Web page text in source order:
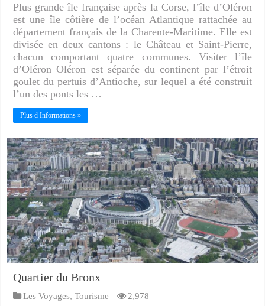
Plus grande île française après la Corse, l’île d’Oléron
est une île côtière de l’océan Atlantique rattachée au
département français de la Charente-Maritime. Elle est
divisée en deux cantons : le Château et Saint-Pierre,
chacun comportant quatre communes. Visiter l’île
d’Oléron Oléron est séparée du continent par l’étroit
goulet du pertuis d’Antioche, sur lequel a été construit
l’un des ponts les …
Plus d Informations »
Quartier du Bronx
Les Voyages,Tourisme 2,978